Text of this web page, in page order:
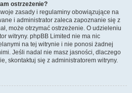
ostrzeżenie?
zasady i regulaminy obowiązujące na
i administrator zaleca zapoznanie się z
może otrzymać ostrzeżenie. O udzieleniu
witryny. phpBB Limited nie ma nic
na tej witrynie i nie ponosi żadnej
Jeśli nadal nie masz jasności, dlaczego
skontaktuj się z administratorem witryny.